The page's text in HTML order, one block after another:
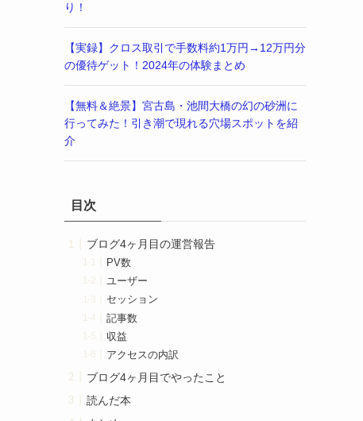
り！
【実録】クロス取引で手数料約1万円→12万円分
の優待ゲット！2024年の体験まとめ
【無料＆絶景】宮古島・池間大橋の幻の砂洲に
行ってみた！引き潮で現れる穴場スポットを紹
介
目次
ブログ4ヶ月目の運営報告
PV数
ユーザー
セッション
記事数
収益
アクセスの内訳
ブログ4ヶ月目でやったこと
読んだ本